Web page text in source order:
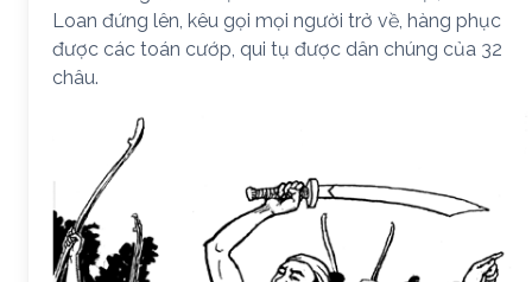
Loan đứng lên, kêu gọi mọi người trở về, hàng phục
được các toán cướp, qui tụ được dân chúng của 32
châu.